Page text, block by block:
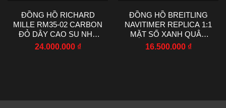
ĐỒNG HỒ RICHARD
MILLE RM35-02 CARBON
ĐỎ DÂY CAO SU NHÀ
MÁY R7 44.5X50MM
24.000.000 ₫
ĐỒNG HỒ BREITLING
NAVITIMER REPLICA 1:1
MẶT SỐ XANH QUÂN
ĐỘI EF FACTORY 43MM
16.500.000 ₫